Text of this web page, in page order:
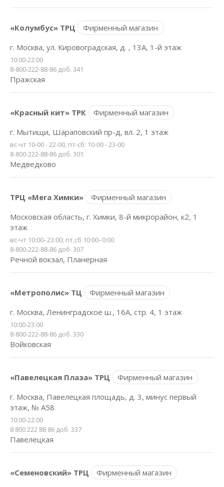
«Колумбус» ТРЦ
Фирменный магазин
г. Москва, ул. Кировоградская, д. , 13А, 1-й этаж
10:00-22:00
8-800-222-88-86 доб. 341
Пражская
«Красный кит» ТРК
Фирменный магазин
г. Мытищи, Шараповский пр-д, вл. 2, 1 этаж
вс-чт 10-00 - 22-00, пт-сб: 10-00 - 23-00
8-800-222-88-86 доб. 301
Медведково
ТРЦ «Мега Химки»
Фирменный магазин
Московская область, г. Химки, 8-й микрорайон, к2, 1
этаж
вс-чт 10:00–23:00; пт,сб 10:00–0:00
8-800-222-88-86 доб. 307
Речной вокзал, Планерная
«Метрополис» ТЦ
Фирменный магазин
г. Москва, Ленинградское ш., 16А, стр. 4, 1 этаж
10:00-23:00
8-800-222-88-86 доб. 330
Войковская
«Павелецкая Плаза» ТРЦ
Фирменный магазин
г. Москва, Павелецкая площадь, д. 3, минус первый
этаж, № А58
10:00-22:00
8 800 222 88 86 доб. 337
Павелецкая
«Семеновский» ТРЦ Фирменный магазин